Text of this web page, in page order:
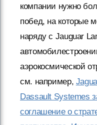
компании нужно
побед, на которые
наряду с Jauguar
аэрокосмической
см. например,
Dassault Systemes
соглашение о